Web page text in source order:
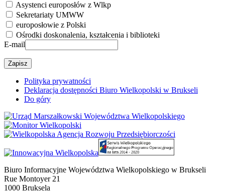
Asystenci europosłów z Wlkp
Sekretariaty UMWW
europosłowie z Polski
Ośrodki doskonalenia, kształcenia i biblioteki
E-mail
Polityka prywatności
Deklaracja dostępności Biuro Wielkopolski w Brukseli
Do góry
Biuro Informacyjne Województwa Wielkopolskiego w Brukseli
Rue Montoyer 21
1000 Bruksela